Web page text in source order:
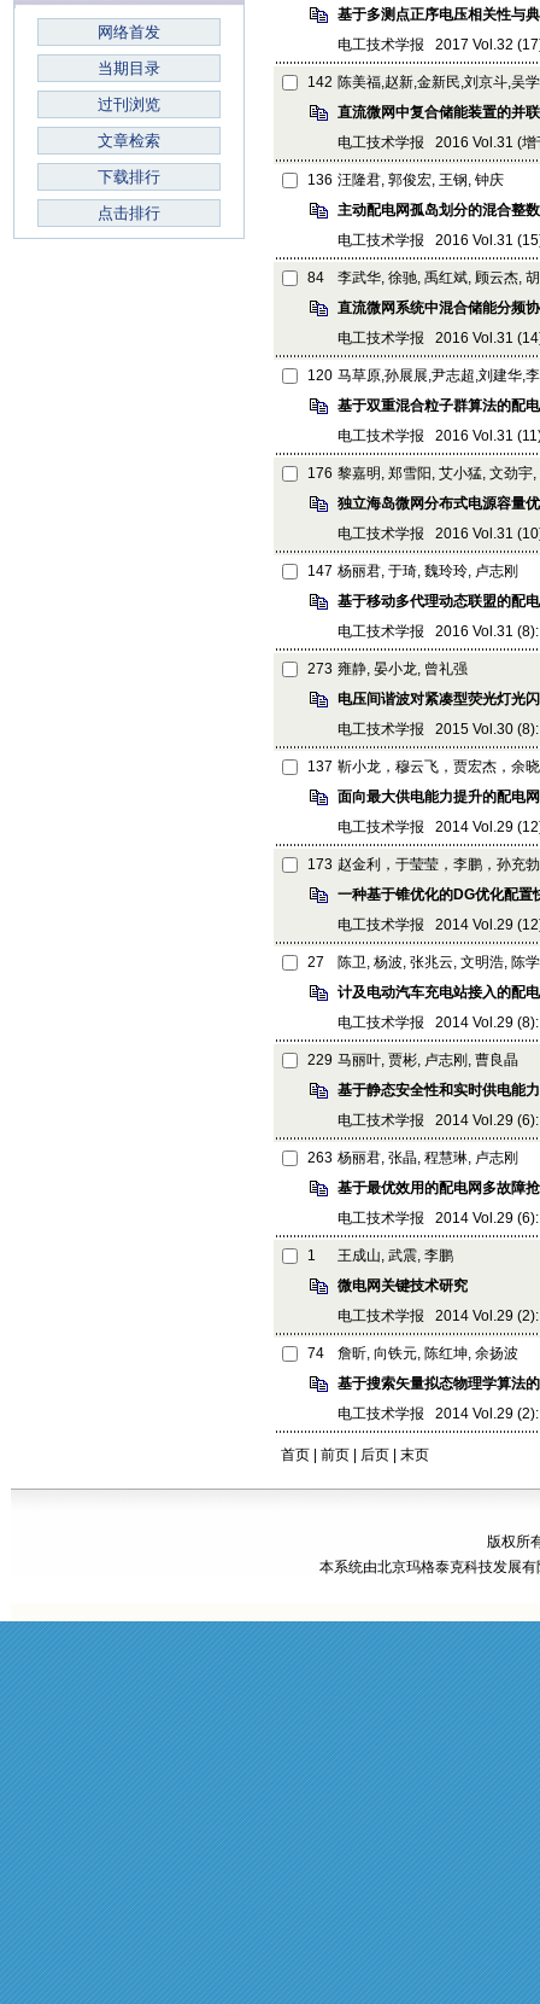
网络首发
当期目录
过刊浏览
文章检索
下载排行
点击排行
基于多测点正序电压相关性与
电工技术学报 2017 Vol.32
142 陈美福,赵新,金新民,刘京斗,吴
直流微网中复合储能装置的并
电工技术学报 2016 Vol.31 (增
136 汪隆君, 郭俊宏, 王钢, 钟庆
主动配电网孤岛划分的混合整
电工技术学报 2016 Vol.31
84
李武华, 徐驰, 禹红斌, 顾云杰,
直流微网系统中混合储能分频
电工技术学报 2016 Vol.31
120 马草原,孙展展,尹志超,刘建华,
基于双重混合粒子群算法的配
电工技术学报 2016 Vol.31
176 黎嘉明, 郑雪阳, 艾小猛, 文劲宇
独立海岛微网分布式电源容量
电工技术学报 2016 Vol.31
147 杨丽君, 于琦, 魏玲玲, 卢志刚
基于移动多代理动态联盟的配
电工技术学报 2016 Vol.31
273 雍静, 晏小龙, 曾礼强
电压间谐波对紧凑型荧光灯光
电工技术学报 2015 Vol.30
137 靳小龙，穆云飞，贾宏杰，余
面向最大供电能力提升的配电
电工技术学报 2014 Vol.29
173 赵金利，于莹莹，李鹏，孙充
一种基于锥优化的DG优化配置
电工技术学报 2014 Vol.29
27
陈卫, 杨波, 张兆云, 文明浩, 陈
计及电动汽车充电站接入的配
电工技术学报 2014 Vol.29
229 马丽叶, 贾彬, 卢志刚, 曹良晶
基于静态安全性和实时供电能
电工技术学报 2014 Vol.29
263 杨丽君, 张晶, 程慧琳, 卢志刚
基于最优效用的配电网多故障
电工技术学报 2014 Vol.29
1
王成山, 武震, 李鹏
微电网关键技术研究
电工技术学报 2014 Vol.29
74
詹昕, 向铁元, 陈红坤, 余扬波
基于搜索矢量拟态物理学算法
电工技术学报 2014 Vol.29
首页 | 前页 | 后页 末页
版权所
本系统由北京玛格泰克科技发展有